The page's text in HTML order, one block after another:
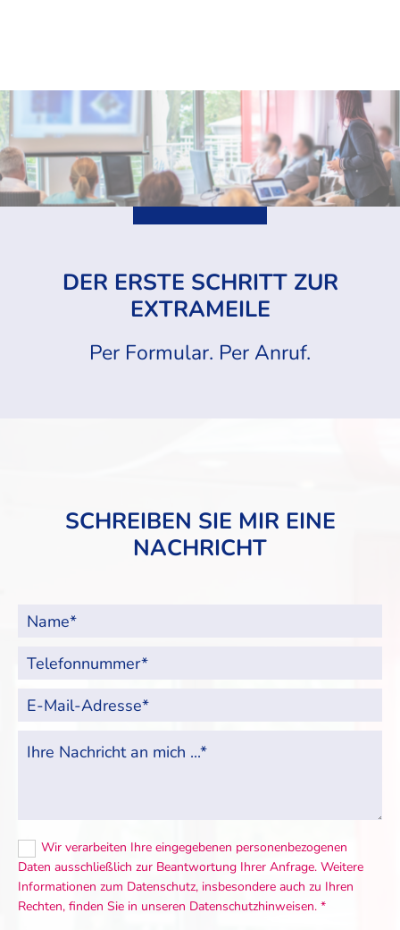
DER ERSTE SCHRITT ZUR
EXTRAMEILE
Per Formular. Per Anruf.
SCHREIBEN SIE MIR EINE
NACHRICHT
Wir verarbeiten Ihre eingegebenen personenbezogenen
Daten ausschließlich zur Beantwortung Ihrer Anfrage. Weitere
Informationen zum Datenschutz, insbesondere auch zu Ihren
Rechten, finden Sie in unseren Datenschutzhinweisen. *